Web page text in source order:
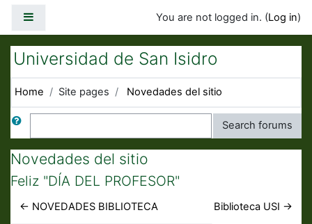
You are not logged in. (Log in)
Universidad de San Isidro
Home Site pages Novedades del sitio
Search Search forums
Novedades del sitio
Feliz "DÍA DEL PROFESOR"
← NOVEDADES BIBLIOTECA Biblioteca USI →